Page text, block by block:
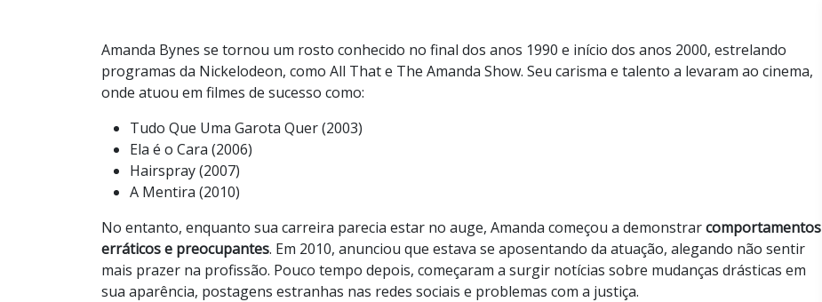
Amanda Bynes se tornou um rosto conhecido no final dos anos 1990 e início dos anos 2000, estrelando
programas da Nickelodeon, como All That e The Amanda Show. Seu carisma e talento a levaram ao cinema,
onde atuou em filmes de sucesso como:
Tudo Que Uma Garota Quer (2003)
Ela é o Cara (2006)
Hairspray (2007)
A Mentira (2010)
No entanto, enquanto sua carreira parecia estar no auge, Amanda começou a demonstrarcomportamentos
erráticos e preocupantes. Em 2010, anunciou que estava se aposentando da atuação, alegando não sentir
mais prazer na profissão. Pouco tempo depois, começaram a surgir notícias sobre mudanças drásticas em
sua aparência, postagens estranhas nas redes sociais e problemas com a justiça.